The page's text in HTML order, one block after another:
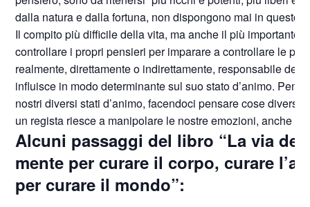
dalla natura e dalla fortuna, non dispongono mai in questo
Il compito più difficile della vita, ma anche il più
controllare i propri pensieri per imparare a controllare le
realmente, direttamente o indirettamente, responsabile dei
influisce in modo determinante sul suo stato d’animo.
nostri diversi stati d’animo, facendoci pensare cose
un regista riesce a manipolare le nostre emozioni, anche
Alcuni passaggi del libro “La via
mente per curare il corpo, curare
per curare il mondo”: